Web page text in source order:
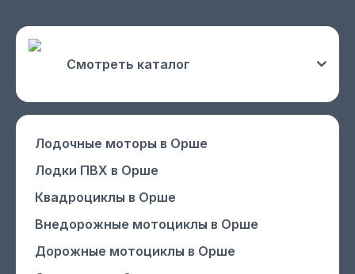
Смотреть каталог
Лодочные моторы в Орше
Лодки ПВХ в Орше
Квадроциклы в Орше
Внедорожные мотоциклы в Орше
Дорожные мотоциклы в Орше